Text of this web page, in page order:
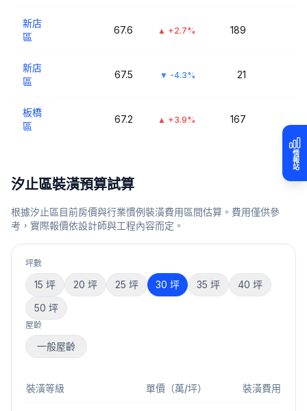
新店
區
67.6 ▲ +2.7% 189
新店
區
67.5 ▼ -4.3% 21
板橋
區
67.2 ▲ +3.9% 167
汐止區裝潢預算試算
根據汐止區目前房價與行業慣例裝潢費用區間估算。費用僅供參
考，實際報價依設計師與工程內容而定。
坪數
15 坪 20 坪 25 坪 30 坪 35 坪 40 坪
50 坪
屋齡
一般屋齡
裝潢等級 單價（萬/坪） 裝潢費用
情報站